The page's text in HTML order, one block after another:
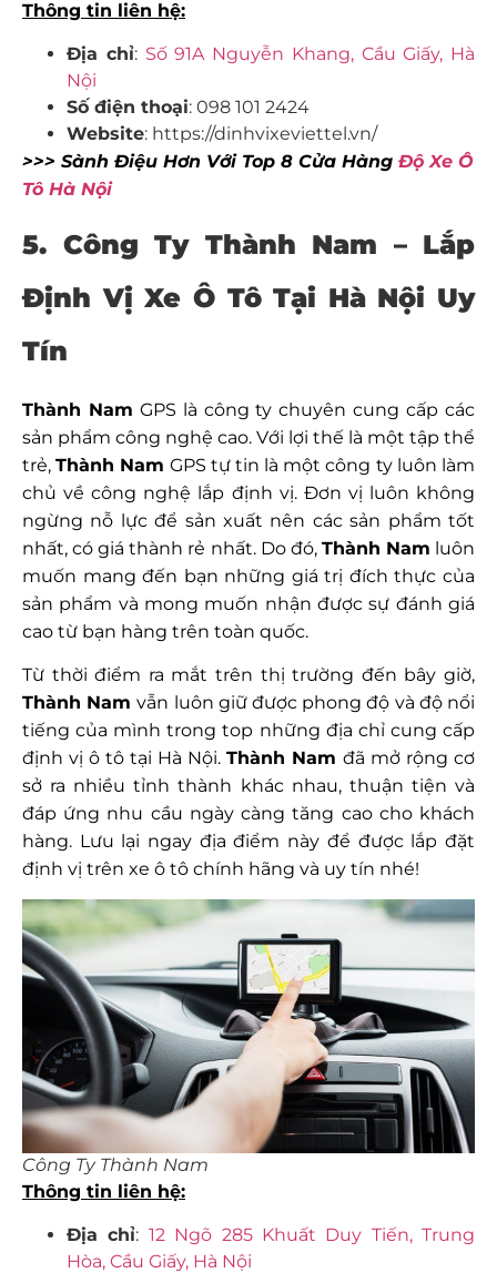
Thông tin liên hệ:
Địa chỉ: Số 91A Nguyễn Khang, Cầu Giấy, Hà
Nội
Số điện thoại: 098 101 2424
Website: https://dinhvixeviettel.vn/
>>> Sành Điệu Hơn Với Top 8 Cửa Hàng Độ Xe Ô
Tô Hà Nội
5. Công Ty Thành Nam – Lắp
Định Vị Xe Ô Tô Tại Hà Nội Uy
Tín
Thành Nam GPS là công ty chuyên cung cấp các
sản phẩm công nghệ cao. Với lợi thế là một tập thể
trẻ,Thành Nam GPS tự tin là một công ty luôn làm
chủ về công nghệ lắp định vị. Đơn vị luôn không
ngừng nỗ lực để sản xuất nên các sản phẩm tốt
nhất, có giá thành rẻ nhất. Do đó, Thành Nam luôn
muốn mang đến bạn những giá trị đích thực của
sản phẩm và mong muốn nhận được sự đánh giá
cao từ bạn hàng trên toàn quốc.
Từ thời điểm ra mắt trên thị trường đến bây giờ,
Thành Namvẫn luôn giữ được phong độ và độ nổi
tiếng của mình trong top những địa chỉ cung cấp
định vị ô tô tại Hà Nội. Thành Nam đã mở rộng cơ
sở ra nhiều tỉnh thành khác nhau, thuận tiện và
đáp ứng nhu cầu ngày càng tăng cao cho khách
hàng. Lưu lại ngay địa điểm này để được lắp đặt
định vị trên xe ô tô chính hãng và uy tín nhé!
Công Ty Thành Nam
Thông tin liên hệ:
Địa chỉ: 12 Ngõ 285 Khuất Duy Tiến, Trung
Hòa, Cầu Giấy, Hà Nội